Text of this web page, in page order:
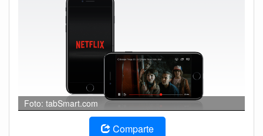
Foto: tabSmart.com
Comparte